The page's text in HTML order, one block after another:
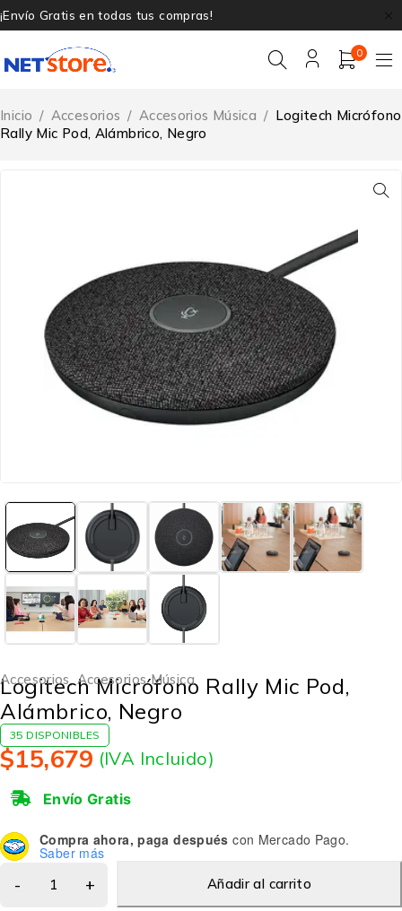
¡Envío Gratis en todas tus compras!
0
Inicio / Accesorios / Accesorios Música / Logitech Micrófono
Rally Mic Pod, Alámbrico, Negro
Accesorios,Accesorios Música
Logitech Micrófono Rally Mic Pod,
Alámbrico, Negro
35 DISPONIBLES
$15,679 (IVA Incluido)
Envío Gratis
Compra ahora, paga después con Mercado Pago.
Saber más
Añadir al carrito